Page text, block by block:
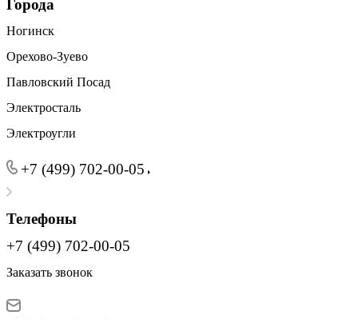
Города
Ногинск
Орехово-Зуево
Павловский Посад
Электросталь
Электроугли
+7 (499) 702-00-05
Телефоны
+7 (499) 702-00-05
Заказать звонок